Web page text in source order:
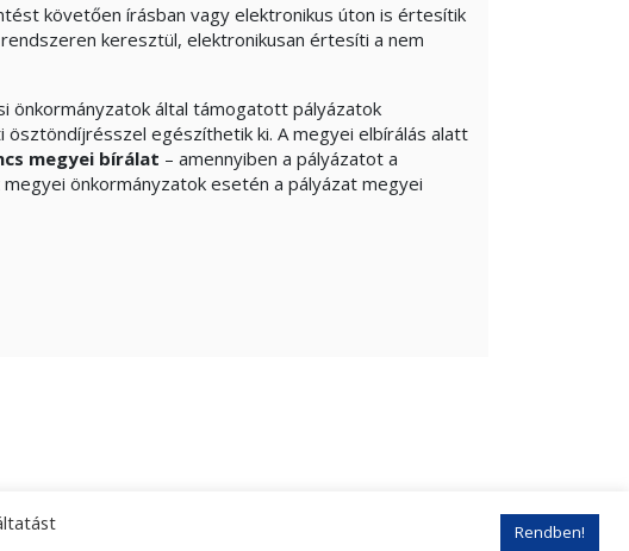
követően írásban vagy elektronikus úton is értesítik
rendszeren keresztül, elektronikusan értesíti a nem
önkormányzatok által támogatott pályázatok
egészíthetik ki. A megyei elbírálás alatt
megyei bírálat – amennyiben a pályázatot a
önkormányzatok esetén a pályázat megyei
Rendben!